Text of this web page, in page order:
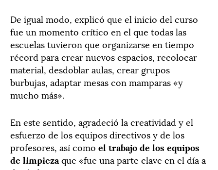
De igual modo, explicó que el inicio del curso
fue un momento crítico en el que todas las
escuelas tuvieron que organizarse en tiempo
récord para crear nuevos espacios, recolocar
material, desdoblar aulas, crear grupos
burbujas, adaptar mesas con mamparas «y
mucho más».
En este sentido, agradeció la creatividad y el
esfuerzo de los equipos directivos y de los
profesores, así como el trabajo de los equipos
de limpieza que «fue una parte clave en el día a